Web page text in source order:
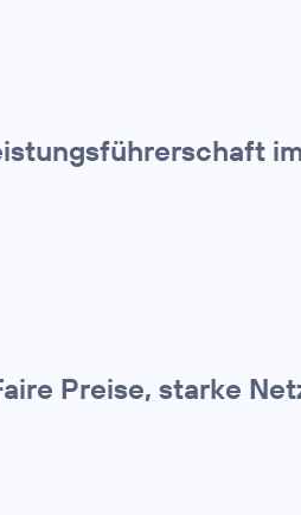
Preise, starke